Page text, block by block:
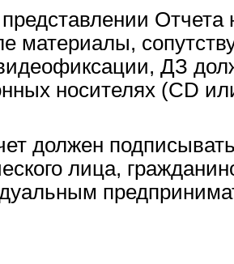
материалы,
ДЗ
носителях (CD
должен
лица,